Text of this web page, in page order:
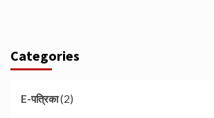
Categories
E-पत्रिका(2)